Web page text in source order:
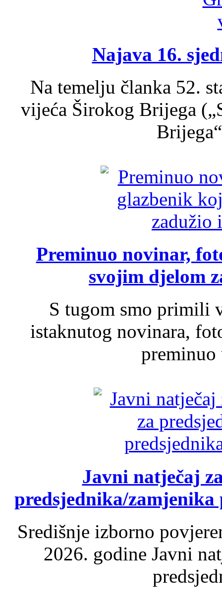
Najava 16.
Na temelju članka 52.
vijeća Širokog Brijega
Preminuo novinar,
svojim djelom
S tugom smo primili
istaknutog novinara,
Javni natječaj
predsjednika/
Središnje izborno
2026. godine Javni